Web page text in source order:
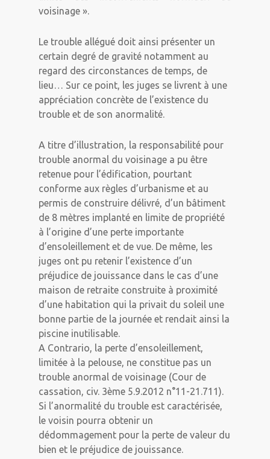
voisinage ».
Le trouble allégué doit ainsi présenter un
certain degré de gravité notamment au
regard des circonstances de temps, de
lieu… Sur ce point, les juges se livrent à une
appréciation concrète de l’existence du
trouble et de son anormalité.
A titre d’illustration, la responsabilité pour
trouble anormal du voisinage a pu être
retenue pour l’édification, pourtant
conforme aux règles d’urbanisme et au
permis de construire délivré, d’un bâtiment
de 8 mètres implanté en limite de propriété
à l’origine d’une perte importante
d’ensoleillement et de vue. De même, les
juges ont pu retenir l’existence d’un
préjudice de jouissance dans le cas d’une
maison de retraite construite à proximité
d’une habitation qui la privait du soleil une
bonne partie de la journée et rendait ainsi la
piscine inutilisable.
A Contrario, la perte d’ensoleillement,
limitée à la pelouse, ne constitue pas un
trouble anormal de voisinage (Cour de
cassation, civ. 3ème 5.9.2012 n°11-21.711).
Si l’anormalité du trouble est caractérisée,
le voisin pourra obtenir un
dédommagement pour la perte de valeur du
bien et le préjudice de jouissance.